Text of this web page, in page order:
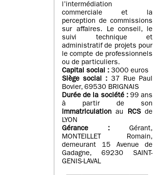
l’intermédiation
commerciale et la
perception de commissions
sur affaires. Le conseil, le
suivi technique et
administratif de projets pour
le compte de professionnels
ou de particuliers.
Capital social : 3000 euros
Siège social : 37 Rue Paul
Bovier, 69530 BRIGNAIS
Durée de la société : 99 ans
à partir de son
immatriculation au RCSde
LYON
Gérance :
Gérant,
MONTEILLET Romain,
demeurant 15 Avenue de
Gadagne, 69230 SAINT-
GENIS-LAVAL